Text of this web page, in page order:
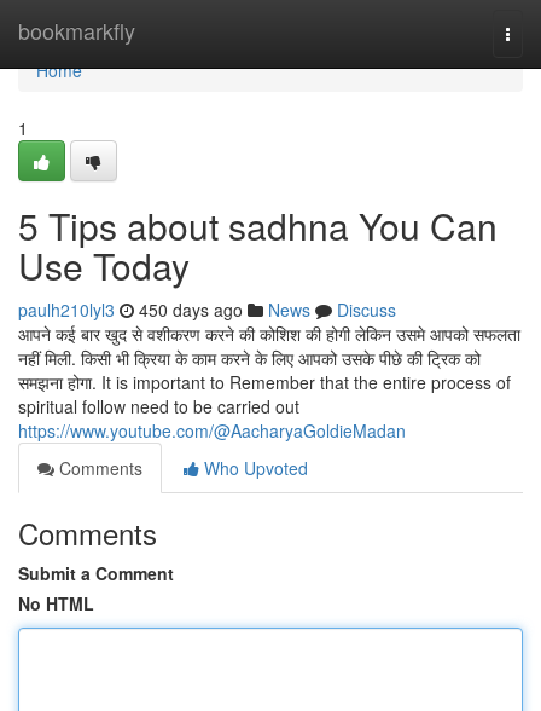
bookmarkfly
Home
Home
1
5 Tips about sadhna You Can
Use Today
paulh210lyl3 450 days ago News
Discuss
आपने कई बार खुद से वशीकरण करने की कोशिश की होगी लेकिन उसमे आपको सफलता
नहीं मिली. किसी भी क्रिया के काम करने के लिए आपको उसके पीछे की ट्रिक को
समझना होगा. It is important to Remember that the entire process of
spiritual follow need to be carried out
https://www.youtube.com/@AacharyaGoldieMadan
Comments
Who Upvoted
Comments
Submit a Comment
No HTML